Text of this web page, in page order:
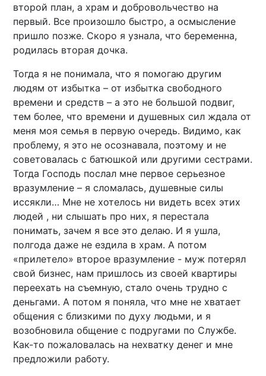
второй план, а храм и добровольчество на
первый. Все произошло быстро, а осмысление
пришло позже. Скоро я узнала, что беременна,
родилась вторая дочка.
Тогда я не понимала, что я помогаю другим
людям от избытка – от избытка свободного
времени и средств – а это не большой подвиг,
тем более, что времени и душевных сил ждала от
меня моя семья в первую очередь. Видимо, как
проблему, я это не осознавала, поэтому и не
советовалась с батюшкой или другими сестрами.
Тогда Господь послал мне первое серьезное
вразумление – я сломалась, душевные силы
иссякли… Мне не хотелось ни видеть всех этих
людей , ни слышать про них, я перестала
понимать, зачем я все это делаю. И я ушла,
полгода даже не ездила в храм. А потом
«прилетело» второе вразумление - муж потерял
свой бизнес, нам пришлось из своей квартиры
переехать на съемную, стало очень трудно с
деньгами. А потом я поняла, что мне не хватает
общения с близкими по духу людьми, и я
возобновила общение с подругами по Службе.
Как-то пожаловалась на нехватку денег и мне
предложили работу.